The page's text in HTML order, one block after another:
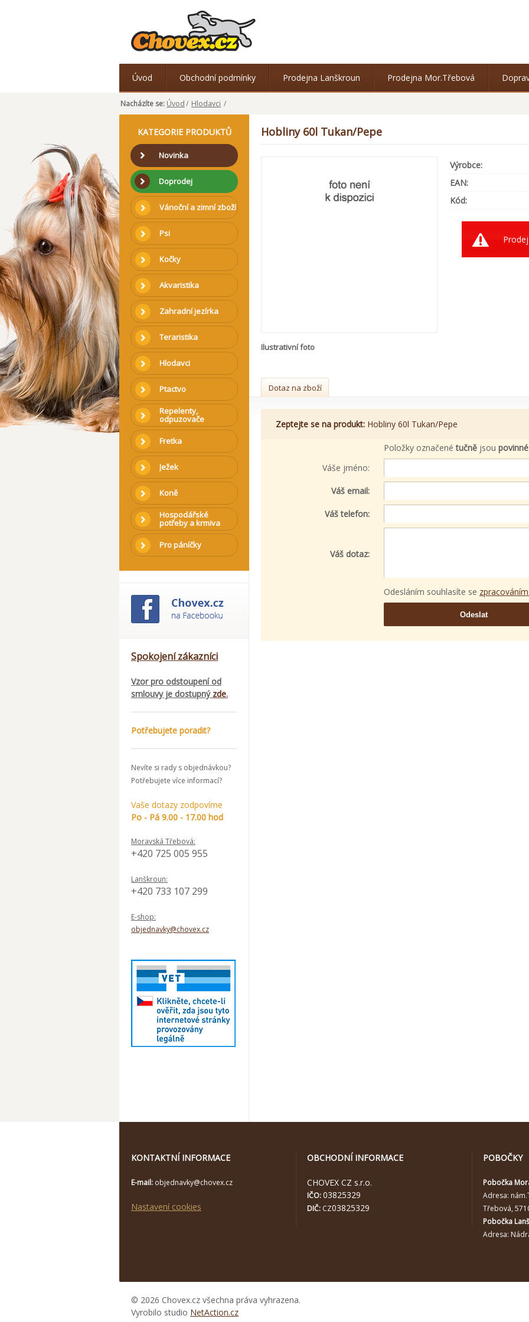
Úvod Obchodní podmínky Prodejna Lanškroun Prodejna Mor.Třebová
Nacházíte se: Úvod/ Hlodavci /
KATEGORIE PRODUKTŮ
Novinka
Doprodej
Vánoční a zimní zboží
Psi
Kočky
Akvaristika
Zahradní jezírka
Teraristika
Hlodavci
Ptactvo
Repelenty,
odpuzovače
Fretka
Ježek
Koně
Hospodářské
potřeby a krmiva
Pro páníčky
Spokojení zákazníci
Vzor pro odstoupení od
smlouvy je dostupný zde.
Potřebujete poradit?
Nevíte si rady s objednávkou?
Potřebujete více informací?
Vaše dotazy zodpovíme
Po - Pá 9.00 - 17.00 hod
Moravská Třebová:
+420 725 005 955
Lanškroun:
+420 733 107 299
E-shop:
objednavky@chovex.cz
Hobliny 60l Tukan/Pepe
Ilustrativní foto
Výrobce:
EAN:
Kód:
Dotaz na zboží
Zeptejte se na produkt: Hobliny 60l Tukan/Pepe
Položky označenétučně jsou povinné
Váše jméno:
Váš email:
Váš telefon:
Váš dotaz:
Odesláním souhlasíte se
KONTAKTNÍ INFORMACE
E-mail: objednavky@chovex.cz
Nastavení cookies
OBCHODNÍ INFORMACE
CHOVEX CZ s.r.o.
IČO:03825329
DIČ: CZ03825329
POBOČKY
Pobočka
Adresa:
Třebová,
Pobočka
Adresa:
© 2026 Chovex.cz všechna práva vyhrazena.
Vyrobilo studio NetAction.cz